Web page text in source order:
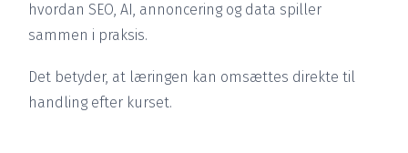
hvordan SEO, AI, annoncering og data spiller
sammen i praksis.
Det betyder, at læringen kan omsættes direkte til
handling efter kurset.